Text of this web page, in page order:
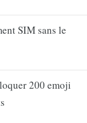
SIM sans le
200 emoji